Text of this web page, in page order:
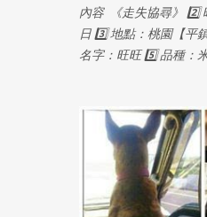
內容 《走失協尋》 2️⃣
日 3️⃣ 地點：桃園【平
名字：旺旺 5️⃣ 品種：
項圈，金色鈴鐺，失
略稀疏。 🔟 聯絡方式
（03）4031691 多多